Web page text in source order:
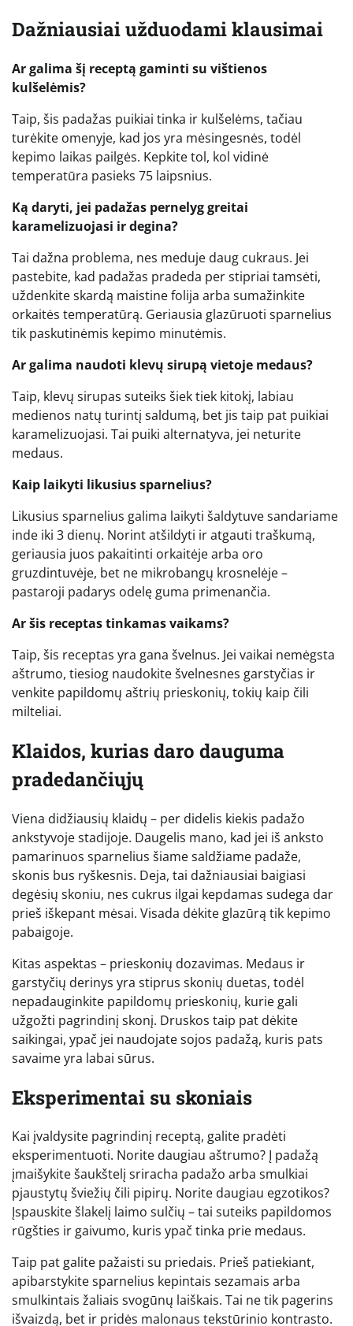
Dažniausiai užduodami klausimai
Ar galima šį receptą gaminti su vištienos
kulšelėmis?
Taip, šis padažas puikiai tinka ir kulšelėms, tačiau
turėkite omenyje, kad jos yra mėsingesnės, todėl
kepimo laikas pailgės. Kepkite tol, kol vidinė
temperatūra pasieks 75 laipsnius.
Ką daryti, jei padažas pernelyg greitai
karamelizuojasi ir degina?
Tai dažna problema, nes meduje daug cukraus. Jei
pastebite, kad padažas pradeda per stipriai tamsėti,
uždenkite skardą maistine folija arba sumažinkite
orkaitės temperatūrą. Geriausia glazūruoti sparnelius
tik paskutinėmis kepimo minutėmis.
Ar galima naudoti klevų sirupą vietoje medaus?
Taip, klevų sirupas suteiks šiek tiek kitokį, labiau
medienos natų turintį saldumą, bet jis taip pat puikiai
karamelizuojasi. Tai puiki alternatyva, jei neturite
medaus.
Kaip laikyti likusius sparnelius?
Likusius sparnelius galima laikyti šaldytuve sandariame
inde iki 3 dienų. Norint atšildyti ir atgauti traškumą,
geriausia juos pakaitinti orkaitėje arba oro
gruzdintuvėje, bet ne mikrobangų krosnelėje –
pastaroji padarys odelę guma primenančia.
Ar šis receptas tinkamas vaikams?
Taip, šis receptas yra gana švelnus. Jei vaikai nemėgsta
aštrumo, tiesiog naudokite švelnesnes garstyčias ir
venkite papildomų aštrių prieskonių, tokių kaip čili
milteliai.
Klaidos, kurias daro dauguma
pradedančiųjų
Viena didžiausių klaidų – per didelis kiekis padažo
ankstyvoje stadijoje. Daugelis mano, kad jei iš anksto
pamarinuos sparnelius šiame saldžiame padaže,
skonis bus ryškesnis. Deja, tai dažniausiai baigiasi
degėsių skoniu, nes cukrus ilgai kepdamas sudega dar
prieš iškepant mėsai. Visada dėkite glazūrą tik kepimo
pabaigoje.
Kitas aspektas – prieskonių dozavimas. Medaus ir
garstyčių derinys yra stiprus skonių duetas, todėl
nepadauginkite papildomų prieskonių, kurie gali
užgožti pagrindinį skonį. Druskos taip pat dėkite
saikingai, ypač jei naudojate sojos padažą, kuris pats
savaime yra labai sūrus.
Eksperimentai su skoniais
Kai įvaldysite pagrindinį receptą, galite pradėti
eksperimentuoti. Norite daugiau aštrumo? Į padažą
įmaišykite šaukštelį sriracha padažo arba smulkiai
pjaustytų šviežių čili pipirų. Norite daugiau egzotikos?
Įspauskite šlakelį laimo sulčių – tai suteiks papildomos
rūgšties ir gaivumo, kuris ypač tinka prie medaus.
Taip pat galite pažaisti su priedais. Prieš patiekiant,
apibarstykite sparnelius kepintais sezamais arba
smulkintais žaliais svogūnų laiškais. Tai ne tik pagerins
išvaizdą, bet ir pridės malonaus tekstūrinio kontrasto.